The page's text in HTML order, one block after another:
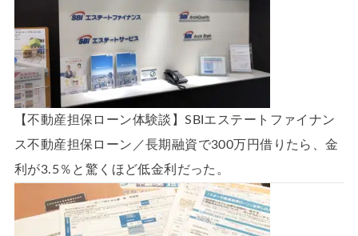
【不動産担保ローン体験談】SBIエステートファイナン
ス不動産担保ローン／長期融資で300万円借りたら、金
利が3.5％と驚くほど低金利だった。